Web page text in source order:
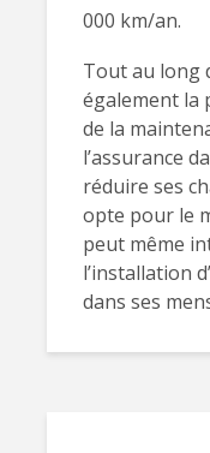
000 km/an.
Tout au long
également la
de la
l’assurance
réduire ses
opte pour le
peut même
l’installation
dans ses